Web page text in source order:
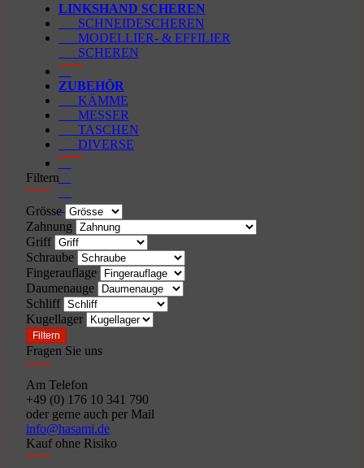
LINKSHAND SCHEREN
SCHNEIDESCHEREN
MODELLIER- & EFFILIER
SCHEREN
ZUBEHÖR
KÄMME
MESSER
TASCHEN
DIVERSE
Filtern
Grösse
Zahnung
Griff
Schraube
Fingerauflage
Daumenauge
Schliff
Kugellager
Filtern
Fragen Sie uns
Am Telefon
+49 (0) 176 10 341 790
oder gerne auch per Mail
info@hasami.de
Kauf ohne Risiko